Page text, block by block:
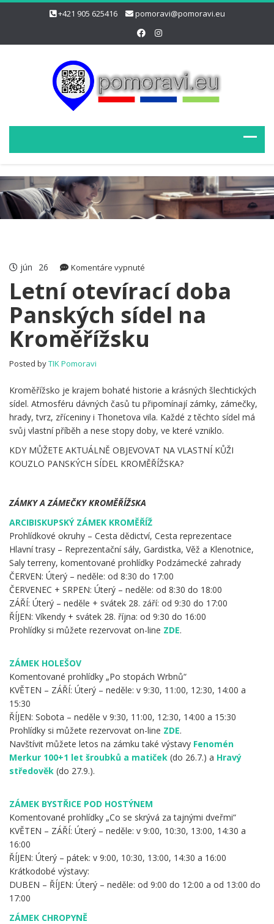
+421 905 625416 pomoravi@pomoravi.eu
jún 26 Komentáre vypnuté
otevírací
doba
Panských
na
Letní otevírací doba
Panských sídel na
Kroměřížsku
Posted byTIK Pomoravi
Kroměřížsko je krajem bohaté historie a krásných šlechtických
sídel. Atmosféru dávných časů tu připomínají zámky, zámečky,
hrady, tvrz, zříceniny i Thonetova vila. Každé z těchto sídel má
svůj vlastní příběh a nese stopy doby, ve které vzniklo.
KDY MŮŽETE AKTUÁLNĚ OBJEVOVAT NA VLASTNÍ KŮŽI
KOUZLO PANSKÝCH SÍDEL KROMĚŘÍŽSKA?
ZÁMKY A ZÁMEČKY KROMĚŘÍŽSKA
ARCIBISKUPSKÝ ZÁMEK KROMĚŘÍŽ
Prohlídkové okruhy – Cesta dědictví, Cesta reprezentace
Hlavní trasy – Reprezentační sály, Gardistka, Věž a Klenotnice,
Saly terreny, komentované prohlídky Podzámecké zahrady
ČERVEN: Úterý – neděle: od 8:30 do 17:00
ČERVENEC + SRPEN: Úterý – neděle: od 8:30 do 18:00
ZÁŘÍ: Úterý – neděle + svátek 28. září: od 9:30 do 17:00
ŘÍJEN: Víkendy + svátek 28. října: od 9:30 do 16:00
Prohlídky si můžete rezervovat on-line ZDE.
ZÁMEK HOLEŠOV
Komentované prohlídky „Po stopách Wrbnů“
KVĚTEN – ZÁŘÍ: Úterý – neděle: v 9:30, 11:00, 12:30, 14:00 a
15:30
ŘÍJEN: Sobota – neděle v 9:30, 11:00, 12:30, 14:00 a 15:30
Prohlídky si můžete rezervovat on-line ZDE.
Navštívit můžete letos na zámku také výstavy Fenomén
Merkur 100+1 let šroubků a matiček (do 26.7.) a Hravý
středověk (do 27.9.).
ZÁMEK BYSTŘICE POD HOSTÝNEM
Komentované prohlídky „Co se skrývá za tajnými dveřmi“
KVĚTEN – ZÁŘÍ: Úterý – neděle: v 9:00, 10:30, 13:00, 14:30 a
16:00
ŘÍJEN: Úterý – pátek: v 9:00, 10:30, 13:00, 14:30 a 16:00
Krátkodobé výstavy:
DUBEN – ŘÍJEN: Úterý – neděle: od 9:00 do 12:00 a od 13:00 do
17:00
ZÁMEK CHROPYNĚ